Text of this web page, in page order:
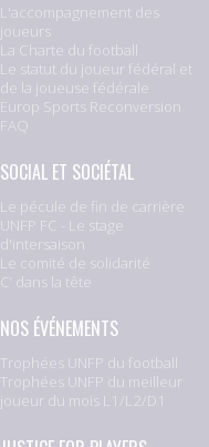
L'accompagnement des
joueurs
La Charte du football
Le statut du joueur fédéral et
de la joueuse fédérale
Europ Sports Reconversion
FAQ
SOCIAL ET SOCIÉTAL
Le pécule de fin de carrière
UNFP FC - Le stage
d'intersaison
Le comité de solidarité
C’ dans la tête
NOS ÉVÉNEMENTS
Trophées UNFP du football
Trophées UNFP du meilleur
joueur du mois L1/L2/D1